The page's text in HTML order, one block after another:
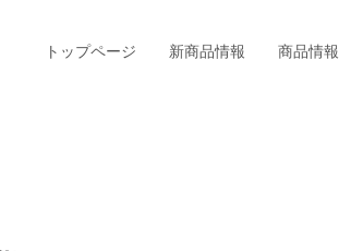
トップページ 新商品情報 商品情報